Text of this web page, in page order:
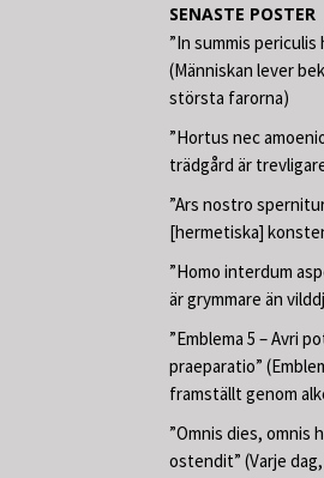
SENASTE POSTER
”In summis
(Människan lever
största farorna)
”Hortus nec
trädgård är
”Ars nostro
[hermetiska]
”Homo interdum
är grymmare än
”Emblema 5 – Avri
praeparatio”
framställt genom
”Omnis dies, omnis
ostendit” (Varje